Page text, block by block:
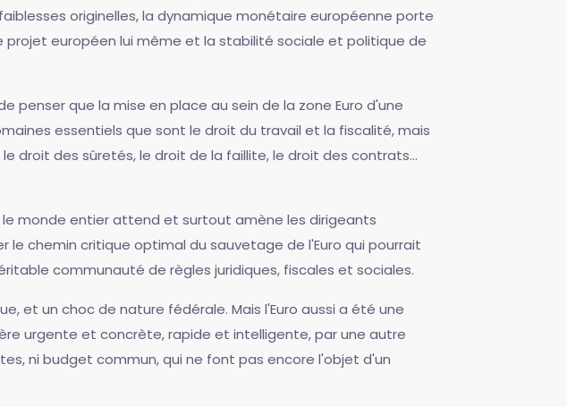
originelles, la dynamique monétaire européenne porte
européen lui même et la stabilité sociale et politique de
penser que la mise en place au sein de la zone Euro d'une
essentiels que sont le droit du travail et la fiscalité, mais
droit des sûretés, le droit de la faillite, le droit des contrats...
monde entier attend et surtout amène les dirigeants
le chemin critique optimal du sauvetage de l'Euro qui pourrait
communauté de règles juridiques, fiscales et sociales.
et un choc de nature fédérale. Mais l'Euro aussi a été une
urgente et concrète, rapide et intelligente, par une autre
ni budget commun, qui ne font pas encore l'objet d'un